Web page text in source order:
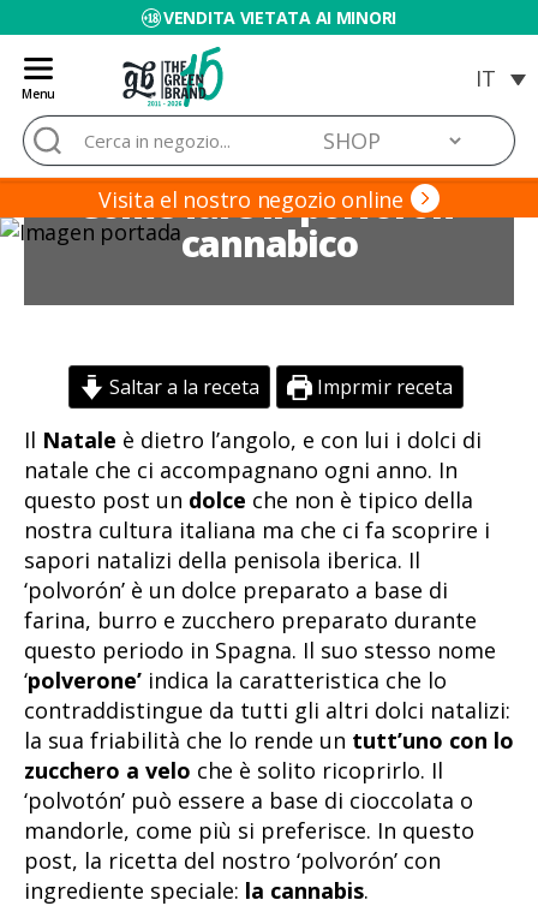
VENDITA VIETATA AI MINORI
Menu
Blog
de
Grow
Barato
Cerca:
Visita el nostro negozio online
Come fare il ‘polvoron’
cannabico
Saltar a la receta Imprmir receta
Il Natale è dietro l’angolo, e con lui i dolci di
natale che ci accompagnano ogni anno. In
questo post un dolce che non è tipico della
nostra cultura italiana ma che ci fa scoprire i
sapori natalizi della penisola iberica. Il
‘polvorón’ è un dolce preparato a base di
farina, burro e zucchero preparato durante
questo periodo in Spagna. Il suo stesso nome
‘polverone’ indica la caratteristica che lo
contraddistingue da tutti gli altri dolci natalizi:
la sua friabilità che lo rende un tutt’uno con lo
zucchero a velo che è solito ricoprirlo. Il
‘polvotón’ può essere a base di cioccolata o
mandorle, come più si preferisce. In questo
post, la ricetta del nostro ‘polvorón’ con
ingrediente speciale: la cannabis.